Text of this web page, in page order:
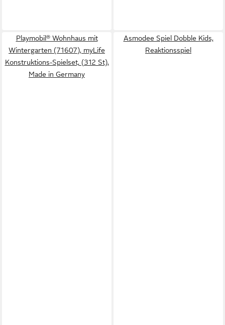
Playmobil® Wohnhaus mit
Wintergarten (71607), myLife
Konstruktions-Spielset, (312 St),
Made in Germany
Asmodee Spiel Dobble Kids,
Reaktionsspiel